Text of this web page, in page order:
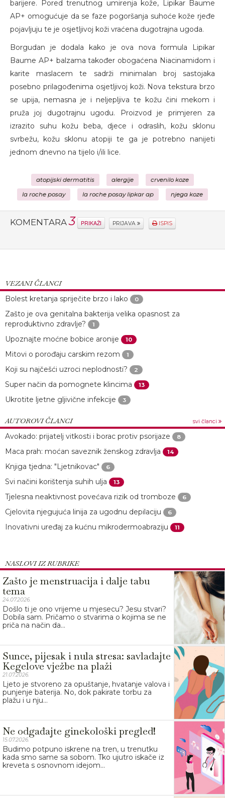
barijere. Pored trenutnog umirenja kože, Lipikar Baume
AP+ omogućuje da se faze pogoršanja suhoće kože rjeđe
pojavljuju te je osjetljivoj koži vraćena dugotrajna ugoda.
Borgudan je dodala kako je ova nova formula Lipikar
Baume AP+ balzama također obogaćena Niacinamidom i
karite maslacem te sadrži minimalan broj sastojaka
posebno prilagođenima osjetljivoj koži. Nova tekstura brzo
se upija, nemasna je i neljepljiva te kožu čini mekom i
pruža joj dugotrajnu ugodu. Proizvod je primjeren za
izrazito suhu kožu beba, djece i odraslih, kožu sklonu
svrbežu, kožu sklonu atopiji te ga je potrebno nanijeti
jednom dnevno na tijelo i/ili lice.
atopijski dermatitis alergije crvenilo koze
la roche posay la roche posay lipkar ap njega koze
KOMENTARA3 PRIKAŽI PRIJAVA ISPIS
VEZANI ČLANCI
Bolest kretanja spriječite brzo i lako
0
Zašto je ova genitalna bakterija velika opasnost za
reproduktivno zdravlje?
1
Upoznajte moćne bobice aronije 10
Mitovi o porođaju carskim rezom 1
Koji su najčešći uzroci neplodnosti? 2
Super način da pomognete klincima 13
Ukrotite ljetne gljivične infekcije 3
AUTOROVI ČLANCI svi članci
Avokado: prijatelj vitkosti i borac protiv psorijaze 8
Maca prah: moćan saveznik ženskog zdravlja 14
Knjiga tjedna: "Ljetnikovac" 6
Svi načini korištenja suhih ulja 13
Tjelesna neaktivnost povećava rizik od tromboze 6
Cjelovita njegujuća linija za ugodnu depilaciju 6
Inovativni uređaj za kućnu mikrodermoabraziju 11
NASLOVI IZ RUBRIKE
Zašto je menstruacija i dalje tabu
tema
24.07.2026.
Došlo ti je ono vrijeme u mjesecu? Jesu stvari?
Dobila sam. Pričamo o stvarima o kojima se ne
priča na način da...
Sunce, pijesak i nula stresa: savladajte
Kegelove vježbe na plaži
21.07.2026.
Ljeto je stvoreno za opuštanje, hvatanje valova i
punjenje baterija. No, dok pakirate torbu za
plažu i u nju...
Ne odgađajte ginekološki pregled!
15.07.2026.
Budimo potpuno iskrene na tren, u trenutku
kada smo same sa sobom. Tko ujutro iskače iz
kreveta s osnovnom idejom...